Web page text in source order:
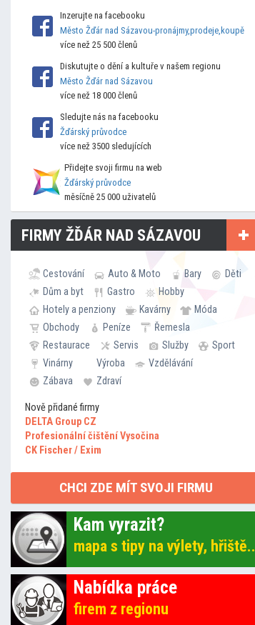
Inzerujte na facebooku
Město Žďár nad Sázavou-pronájmy,prodeje,koupě
více než 25 500 členů
Diskutujte o dění a kultuře v našem regionu
Město Žďár nad Sázavou
více než 18 000 členů
Sledujte nás na facebooku
Žďárský průvodce
více než 3500 sledujících
Přidejte svoji firmu na web
Žďárský průvodce
měsíčně 25 000 uživatelů
FIRMY ŽĎÁR NAD SÁZAVOU
Cestování Auto & Moto Bary
Děti
Dům a byt
Gastro
Hobby
Hotely a penziony
Kavárny
Móda
Obchody
Peníze
Řemesla
Restaurace
Servis Služby
Sport
Vinárny
Výroba
Vzdělávání
Zábava
Zdraví
Nově přidané firmy
DELTA Group CZ
Profesionální čištění Vysočina
CK Fischer / Exim
CHCI ZDE MÍT SVOJI FIRMU
Kam vyrazit?
mapa s tipy na výlety, hřiště..
Nabídka práce
firem z regionu